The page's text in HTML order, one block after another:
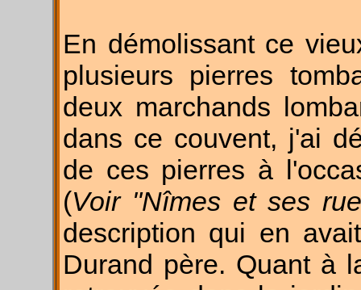
En démolissant ce
plusieurs pierres
deux marchands
dans ce couvent, j'ai
de ces pierres à
(Voir "Nîmes et ses
description qui en
Durand père. Quant à